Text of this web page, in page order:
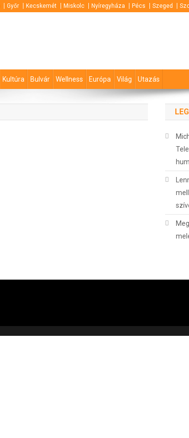
Győr Kecskemét Miskolc Nyíregyháza Pécs Szeged
Kultúra Bulvár Wellness Európa Világ Utazás